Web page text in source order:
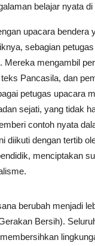
belajar nyata
upacara bendera
sebagian
Mereka mengambil
Pancasila, dan
petugas upacara
sejati, yang tidak
contoh nyata
diikuti dengan tertib
menciptakan
berubah menjadi
Bersih).